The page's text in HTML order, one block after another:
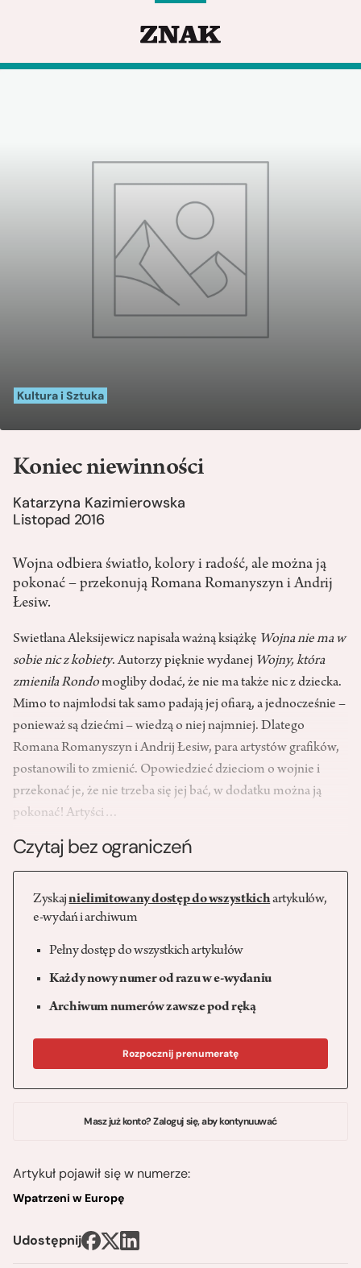
Kultura i Sztuka
Koniec niewinności
Katarzyna Kazimierowska
Listopad 2016
Wojna odbiera światło, kolory i radość, ale można ją
pokonać – przekonują Romana Romanyszyn i Andrij
Łesiw.
Swietłana Aleksijewicz napisała ważną książkę Wojna nie ma w
sobie nic z kobiety. Autorzy pięknie wydanej Wojny, która
zmieniła Rondomogliby dodać, że nie ma także nic z dziecka.
Mimo to najmłodsi tak samo padają jej ofiarą, a jednocześnie –
ponieważ są dziećmi – wiedzą o niej najmniej. Dlatego
Romana Romanyszyn i Andrij Łesiw, para artystów grafików,
postanowili to zmienić. Opowiedzieć dzieciom o wojnie i
przekonać je, że nie trzeba się jej bać, w dodatku można ją
pokonać! Artyści…
Czytaj bez ograniczeń
Zyskajnielimitowany dostęp do wszystkichartykułów,
e-wydań i archiwum
Pełny dostęp do wszystkich artykułów
Każdy nowy numer od razu w e-wydaniu
Archiwum numerów zawsze pod ręką
Rozpocznij prenumeratę
Masz już konto? Zaloguj się, aby kontynuuwać
Artykuł pojawił się w numerze:
Wpatrzeni w Europę
Udostępnij